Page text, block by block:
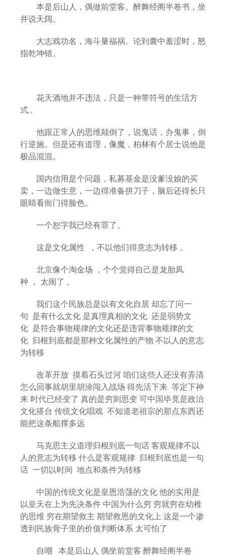
本是后山人，偶做前堂客。醉舞经阁半卷书，坐
井说天阔。
大志戏功名，海斗量福祸。论到囊中羞涩时，怒
指乾坤错。
花天酒地并不违法，只是一种带符号的生活方
式.。
他跟正常人的思维颠倒了，说鬼话，办鬼事，倒
行逆施。但是还有道理，像魔，柏林有个居士说他是
极品混混。
国内信用是个问题，私募基金是没爹没娘的买
卖，一边做生意，一边得准备拼刀子，脑后还得长只
眼睛看衙门得脸色。
一个恕字我已经有罪了。
这是文化属性 ，不以他们得意志为转移 。
北京像个淘金场 ，个个觉得自己是龙胎凤
种 ， 太闹了 。
我们这个民族总是以有文化自居 却忘了问一
句 是有什么文化 是真理真相的文化 还是弱势文
化 是符合事物规律的文化还是违背事物规律的文
化 归根到底都是那种文化属性的产物 不以人的意志
为转移
改革开放 摸着石头过河 咱们这些人还没有弄清
怎么回事就胡里胡涂闯入战场 得先活下来 等定下神
来 时代已经变了 真的是穷则思变 可中国毕竟是政治
文化搭台 传统文化唱戏 不知道老祖宗的那点东西还
能把这条船撑多远
马克思主义道理归根到底一句话 客观规律不以
人的意志为转移 什么是客观规律 归根到底也是一句
话 一切以时间 地点和条件为转移
中国的传统文化是皇恩浩荡的文化 他的实用是
以皇天在上为先决条件 中国为什么穷 穷就穷在幼稚
的思维 穷在期望救主 期望救恩的文化上 这是一个渗
透到民族骨子里的价值判断体系 太可怕了
自嘲 本是后山人 偶坐前堂客 醉舞经阁半卷